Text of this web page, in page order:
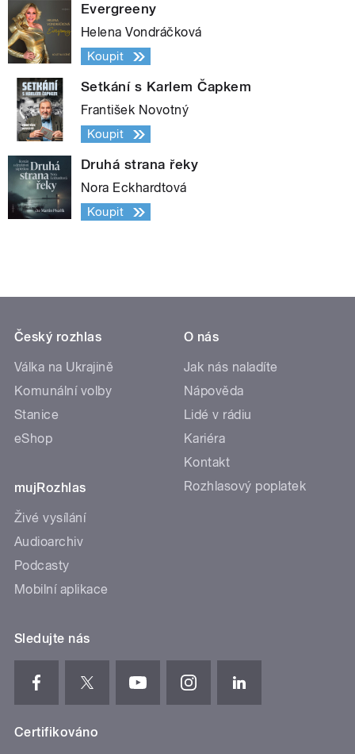
Evergreeny
Helena Vondráčková
Koupit
Setkání s Karlem Čapkem
František Novotný
Koupit
Druhá strana řeky
Nora Eckhardtová
Koupit
Český rozhlas
Válka na Ukrajině
Komunální volby
Stanice
eShop
mujRozhlas
Živé vysílání
Audioarchiv
Podcasty
Mobilní aplikace
O nás
Jak nás naladíte
Nápověda
Lidé v rádiu
Kariéra
Kontakt
Rozhlasový poplatek
Sledujte nás
Certifikováno